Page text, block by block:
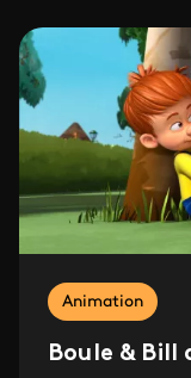
Animation
Boule & Bill